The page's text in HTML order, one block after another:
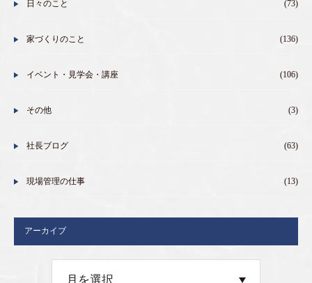
日々のこと (73)
家づくりのこと (136)
イベント・見学会・講座 (106)
その他 (3)
社長ブログ (63)
現場管理の仕事 (13)
アーカイブ